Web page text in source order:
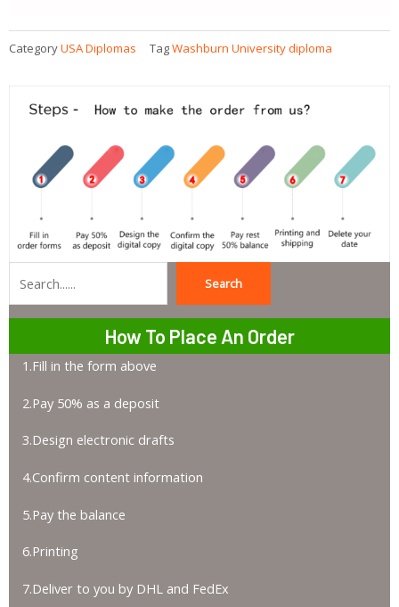
CategoryUSA Diplomas TagWashburn University diploma
Search
How To Place An Order
1.Fill in the form above
2.Pay 50% as a deposit
3.Design electronic drafts
4.Confirm content information
5.Pay the balance
6.Printing
7.Deliver to you by DHL and FedEx